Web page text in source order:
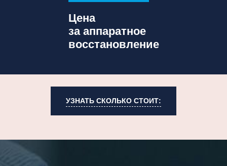
Цена
за аппаратное
восстановление
УЗНАТЬ СКОЛЬКО СТОИТ: